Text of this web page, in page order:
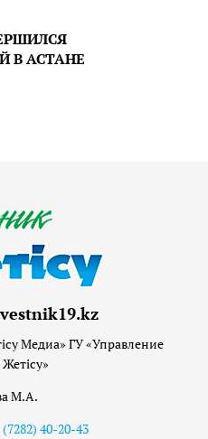
В АСТАНЕ
Медиа» ГУ «Управление
М.А.
(7282) 40-20-43